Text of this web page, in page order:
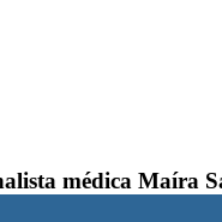
médica Maíra